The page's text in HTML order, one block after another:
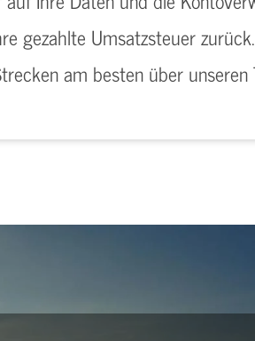
gezahlte Umsatzsteuer zurück.
am besten über